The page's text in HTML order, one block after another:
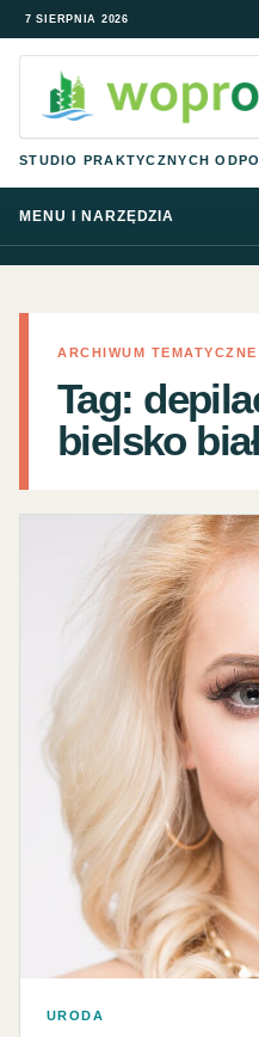
7 SIERPNIA 2026
STUDIO PRAKTYCZNYCH
MENU I NARZĘDZIA
ARCHIWUM TEMATYCZNE
Tag:
bielsko
URODA